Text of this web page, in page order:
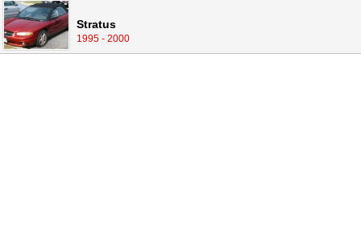
Stratus
1995 - 2000